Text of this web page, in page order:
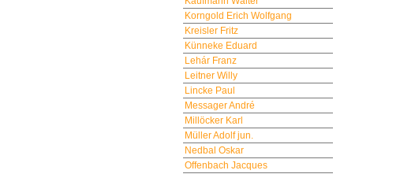
Korngold Erich Wolfgang
Kreisler Fritz
Künneke Eduard
Lehár Franz
Leitner Willy
Lincke Paul
Messager André
Millöcker Karl
Müller Adolf jun.
Nedbal Oskar
Offenbach Jacques